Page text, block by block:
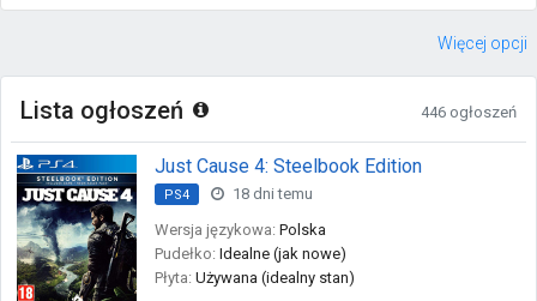
Więcej opcji
Lista ogłoszeń 446 ogłoszeń
Just Cause 4: Steelbook Edition
PS4
18 dni temu
Wersja językowa: Polska
Pudełko: Idealne (jak nowe)
Płyta: Używana (idealny stan)